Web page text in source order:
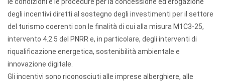
degli incentivi diretti al sostegno degli investimenti per il settore
del turismo coerenti con le finalità di cui alla misura M1C3-25,
intervento 4.2.5 del PNRR e, in particolare, degli interventi di
riqualificazione energetica, sostenibilità ambientale e
innovazione digitale.
Gli incentivi sono riconosciuti alle imprese alberghiere, alle